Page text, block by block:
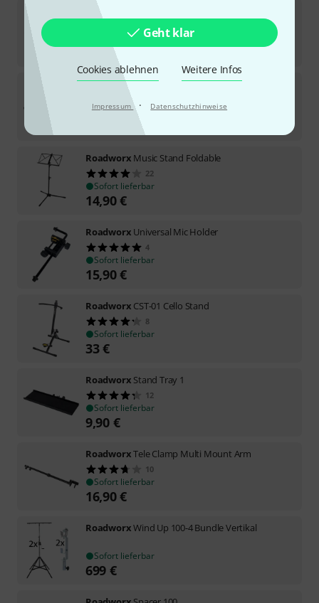
Geht klar
Cookies ablehnen Weitere Infos
Impressum · Datenschutzhinweise
Roadworx
Sofort lieferbar
14,50€
RoadworxLaptop Stand
Sofort lieferbar
Roadworx Music Stand Foldable
22
Sofort lieferbar
14,90€
Roadworx Universal Mic Holder
4
Sofort lieferbar
15,90€
Roadworx CST-01 Cello Stand
8
Sofort lieferbar
33€
Roadworx Stand Tray 1
12
Sofort lieferbar
9,90 €
RoadworxTele Clamp Multi Mount Arm
10
Sofort lieferbar
16,90€
RoadworxWind Up 100-4 Bundle Vertikal
Sofort lieferbar
699 €